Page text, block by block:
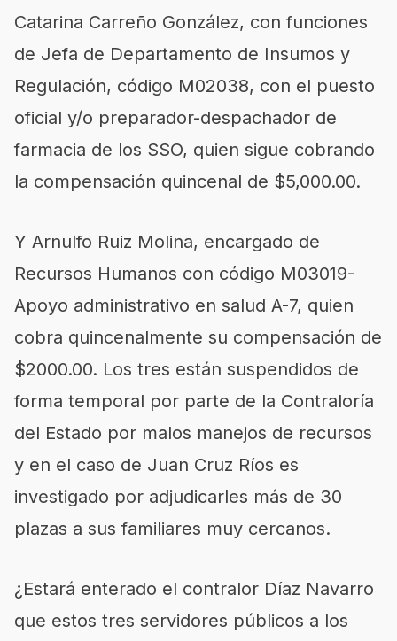
Catarina Carreño González, con funciones
de Jefa de Departamento de Insumos y
Regulación, código M02038, con el puesto
oficial y/o preparador-despachador de
farmacia de los SSO, quien sigue cobrando
la compensación quincenal de $5,000.00.
Y Arnulfo Ruiz Molina, encargado de
Recursos Humanos con código M03019-
Apoyo administrativo en salud A-7, quien
cobra quincenalmente su compensación de
$2000.00. Los tres están suspendidos de
forma temporal por parte de la Contraloría
del Estado por malos manejos de recursos
y en el caso de Juan Cruz Ríos es
investigado por adjudicarles más de 30
plazas a sus familiares muy cercanos.
¿Estará enterado el contralor Díaz Navarro
que estos tres servidores públicos a los